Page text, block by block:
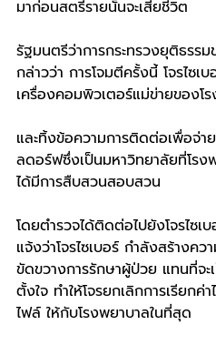
มาก่อนสตรีรายนั้นจะเสียชีวิต
รัฐมนตรีว่าการกระทรวงยุติธรร
กล่าวว่า การโจมตีครั้งนี้ โจรไซเ
เครื่องคอมพิวเตอร์แม่ข่ายของโ
และทิ้งข้อความการติดต่อเพื่อจ่า
ลดอร์ฟซึ่งเป็นมหาวิทยาลัยที่โร
ได้มีการสืบสวนสอบสวน
โดยตำรวจได้ติดต่อไปยังโจรไซเ
แจ้งว่าโจรไซเบอร์ กำลังสร้างคว
ขัดขวางการรักษาผู้ป่วย แทนที่จ
ตั้งใจ ทำให้โจรยกเลิกการเรียก
ไฟล์ ให้กับโรงพยาบาลในที่สุด